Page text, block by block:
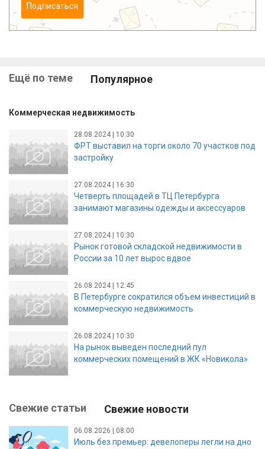
Подписаться
Ещё по теме Популярное
Коммерческая недвижимость
28.08.2024 | 10:30
ФРТ выставил на торги около 70 участков под
застройку
27.08.2024 | 16:30
Четверть площадей в ТЦ Петербурга
занимают магазины одежды и аксессуаров
27.08.2024 | 10:30
Рынок готовой складской недвижимости в
России за 10 лет вырос вдвое
26.08.2024 | 12:45
В Петербурге сократился объем инвестиций в
коммерческую недвижимость
26.08.2024 | 10:30
На рынок выведен последний пул
коммерческих помещений в ЖК «Новикола»
Свежие статьи Свежие новости
06.08.2026 | 08:00
Июль без премьер: девелоперы легли на дно